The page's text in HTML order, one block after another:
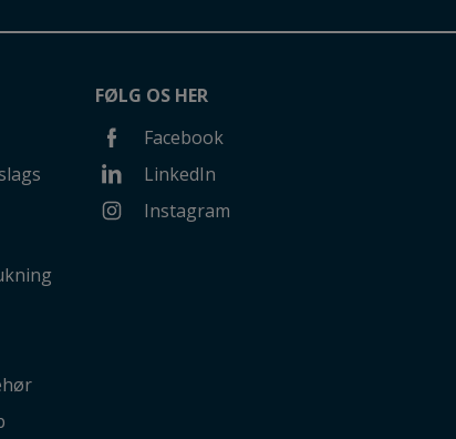
FØLG OS HER
Facebook
LinkedIn
Instagram